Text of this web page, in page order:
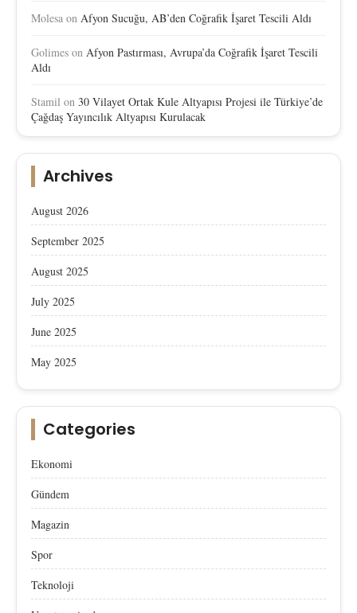
Molesa on Afyon Sucuğu, AB’den Coğrafik İşaret Tescili Aldı
Golimes on Afyon Pastırması, Avrupa’da Coğrafik İşaret Tescili
Aldı
Stamil on 30 Vilayet Ortak Kule Altyapısı Projesi ile Türkiye’de
Çağdaş Yayıncılık Altyapısı Kurulacak
Archives
August 2026
September 2025
August 2025
July 2025
June 2025
May 2025
Categories
Ekonomi
Gündem
Magazin
Spor
Teknoloji